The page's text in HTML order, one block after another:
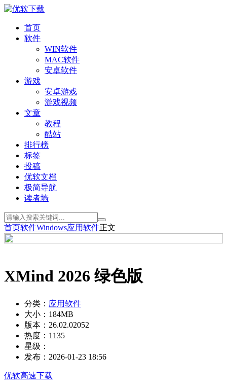
首页
软件
WIN软件
MAC软件
安卓软件
游戏
安卓游戏
游戏视频
文章
教程
酷站
排行榜
标签
投稿
优软文档
极简导航
读者墙
首页软件Windows应用软件正文
XMind 2026 绿色版
分类： 应用软件
大小： 184MB
版本： 26.02.02052
热度： 1135
星级：
发布： 2026-01-23 18:56
优软高速下载